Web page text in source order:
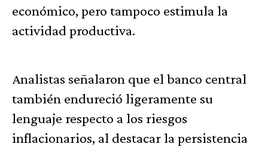
económico, pero tampoco estimula la
actividad productiva.
Analistas señalaron que el banco central
también endureció ligeramente su
lenguaje respecto a los riesgos
inflacionarios, al destacar la persistencia